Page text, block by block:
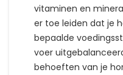
vitaminen en
er toe leiden dat je
bepaalde
voer
behoeften van je